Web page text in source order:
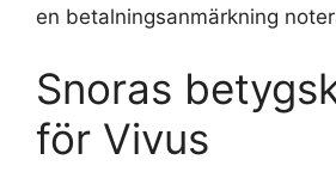
en betalningsanmärkning
Snoras
för Vivus